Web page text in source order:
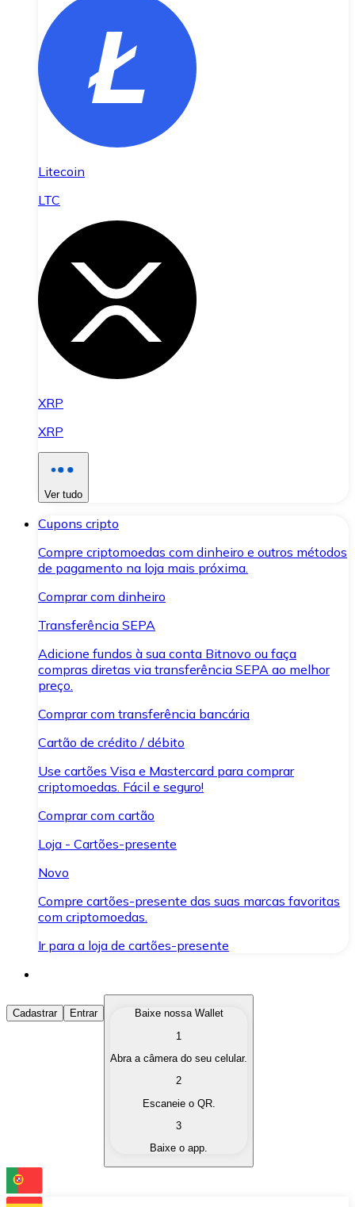
Litecoin
LTC
XRP
XRP
Ver tudo
Cupons cripto
Compre criptomoedas com dinheiro e outros métodos
de pagamento na loja mais próxima.
Comprar com dinheiro
Transferência SEPA
Adicione fundos à sua conta Bitnovo ou faça
compras diretas via transferência SEPA ao melhor
preço.
Comprar com transferência bancária
Cartão de crédito / débito
Use cartões Visa e Mastercard para comprar
criptomoedas. Fácil e seguro!
Comprar com cartão
Loja - Cartões-presente
Novo
Compre cartões-presente das suas marcas favoritas
com criptomoedas.
Ir para a loja de cartões-presente
Comprar Criptomoedas
Compre as criptomoedas de seu interesse de forma
Converta suas criptomoedas em moeda fiduciária
Troque uma criptomoeda por outra
Cadastrar Entrar
Baixe nossa Wallet
1
Abra a câmera do seu celular.
2
Escaneie o QR.
3
Baixe o app.